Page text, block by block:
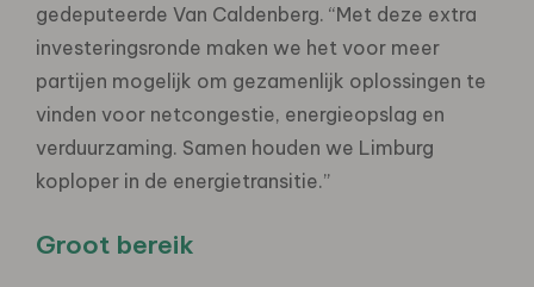
gedeputeerde Van Caldenberg. “Met deze extra
investeringsronde maken we het voor meer
partijen mogelijk om gezamenlijk oplossingen te
vinden voor netcongestie, energieopslag en
verduurzaming. Samen houden we Limburg
koploper in de energietransitie.”
Groot bereik